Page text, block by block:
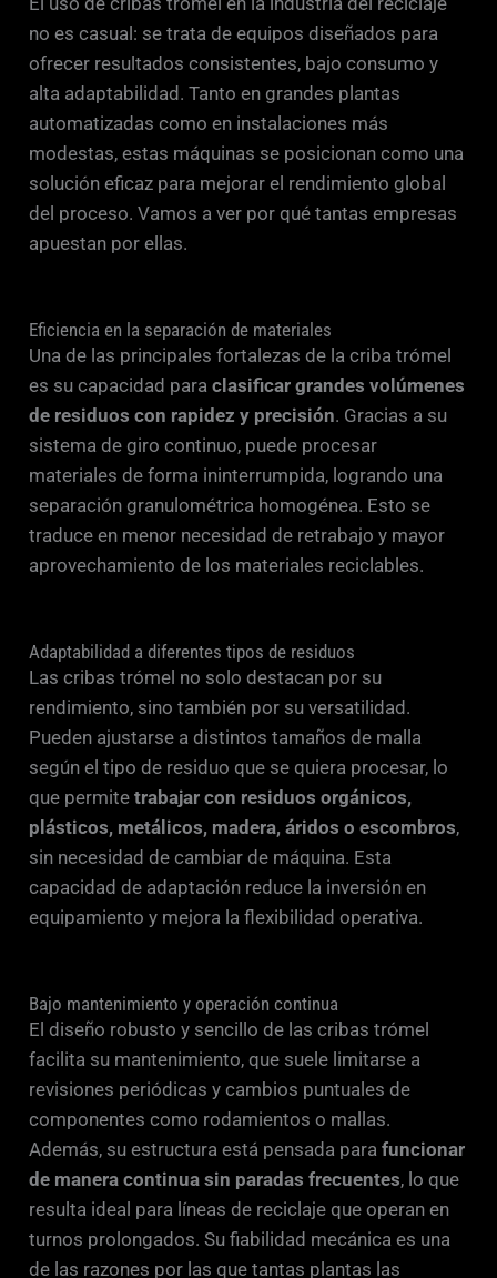
no es casual: se trata de equipos diseñados para
ofrecer resultados consistentes, bajo consumo y
alta adaptabilidad. Tanto en grandes plantas
automatizadas como en instalaciones más
modestas, estas máquinas se posicionan como una
solución eficaz para mejorar el rendimiento global
del proceso. Vamos a ver por qué tantas empresas
apuestan por ellas.
Eficiencia en la separación de materiales
Una de las principales fortalezas de la criba trómel
es su capacidad paraclasificar grandes volúmenes
de residuos con rapidez y precisión. Gracias a su
sistema de giro continuo, puede procesar
materiales de forma ininterrumpida, logrando una
separación granulométrica homogénea. Esto se
traduce en menor necesidad de retrabajo y mayor
aprovechamiento de los materiales reciclables.
Adaptabilidad a diferentes tipos de residuos
Las cribas trómel no solo destacan por su
rendimiento, sino también por su versatilidad.
Pueden ajustarse a distintos tamaños de malla
según el tipo de residuo que se quiera procesar, lo
que permitetrabajar con residuos orgánicos,
plásticos, metálicos, madera, áridos o escombros,
sin necesidad de cambiar de máquina. Esta
capacidad de adaptación reduce la inversión en
equipamiento y mejora la flexibilidad operativa.
Bajo mantenimiento y operación continua
El diseño robusto y sencillo de las cribas trómel
facilita su mantenimiento, que suele limitarse a
revisiones periódicas y cambios puntuales de
componentes como rodamientos o mallas.
Además, su estructura está pensada parafuncionar
de manera continua sin paradas frecuentes, lo que
resulta ideal para líneas de reciclaje que operan en
turnos prolongados. Su fiabilidad mecánica es una
de las razones por las que tantas plantas las